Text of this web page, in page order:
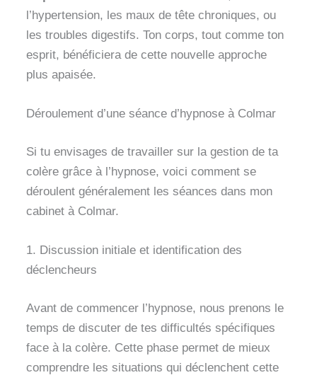
l’hypertension, les maux de tête chroniques, ou
les troubles digestifs. Ton corps, tout comme ton
esprit, bénéficiera de cette nouvelle approche
plus apaisée.
Déroulement d’une séance d’hypnose à Colmar
Si tu envisages de travailler sur la gestion de ta
colère grâce à l’hypnose, voici comment se
déroulent généralement les séances dans mon
cabinet à Colmar.
1. Discussion initiale et identification des
déclencheurs
Avant de commencer l’hypnose, nous prenons le
temps de discuter de tes difficultés spécifiques
face à la colère. Cette phase permet de mieux
comprendre les situations qui déclenchent cette